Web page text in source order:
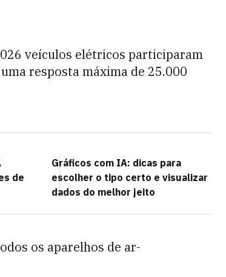
veículos elétricos participaram
resposta máxima de 25.000
de
Gráficos com IA: dicas para
escolher o tipo certo e visualizar
dados do melhor jeito
os aparelhos de ar-